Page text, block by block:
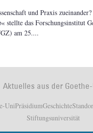
und Praxis
stellte das Forschungsinstitut
am 25.
Aktuelles aus der
UniPräsidiumGeschichte
Stiftungsuniversität